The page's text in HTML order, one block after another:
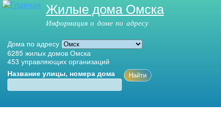
Перейти к
основному
Жилые дома Омска
Информация о доме по адресу
Дома по адресу
6285 жилых домов Омска
453 управляющих организаций
Название улицы, номера дома